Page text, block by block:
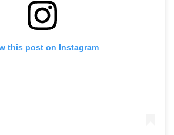
this post on Instagram